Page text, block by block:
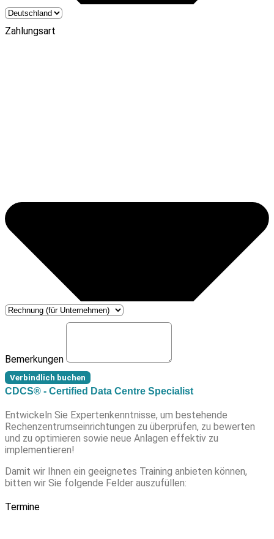
Zahlungsart
Bemerkungen
Verbindlich buchen
CDCS® - Certified Data Centre Specialist
Entwickeln Sie Expertenkenntnisse, um bestehende
Rechenzentrumseinrichtungen zu überprüfen, zu bewerten
und zu optimieren sowie neue Anlagen effektiv zu
implementieren!
Damit wir Ihnen ein geeignetes Training anbieten können,
bitten wir Sie folgende Felder auszufüllen:
Termine